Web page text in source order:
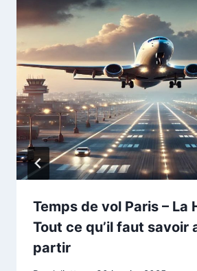
Temps de vol Paris – La
Tout ce qu’il faut savoir
partir